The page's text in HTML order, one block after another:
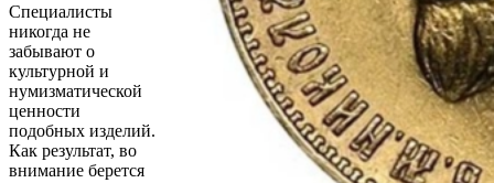
Специалисты
никогда не
забывают о
культурной и
нумизматической
ценности
подобных изделий.
Как результат, во
внимание берется